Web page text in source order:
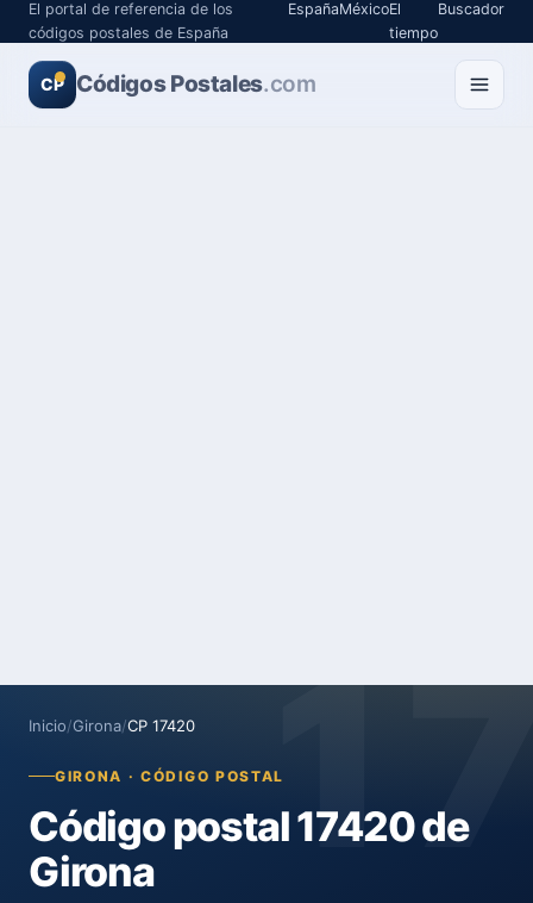
El portal de referencia de los
códigos postales de España
EspañaMéxicoEl
tiempo
Buscador
CP Códigos Postales.com
Inicio/Girona/CP 17420
GIRONA · CÓDIGO POSTAL
Código postal 17420 de
Girona